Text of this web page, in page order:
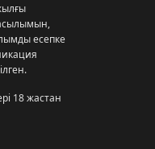
есепке
18 жастан